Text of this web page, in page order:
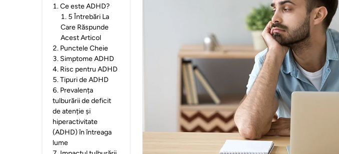
1.Ce este ADHD?
1. 5 Întrebări La
Care Răspunde
Acest Articol
2. Punctele Cheie
3. Simptome ADHD
4. Risc pentru ADHD
5.Tipuri de ADHD
6. Prevalența
tulburării de deficit
de atenție și
hiperactivitate
(ADHD) în întreaga
lume